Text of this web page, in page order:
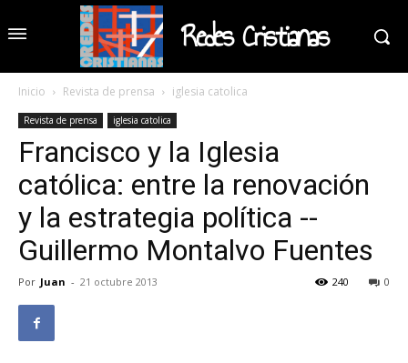
Redes Cristianas
Inicio Revista de prensa iglesia catolica
Revista de prensa iglesia catolica
Francisco y la Iglesia
católica: entre la renovación
y la estrategia política --
Guillermo Montalvo Fuentes
Por Juan - 21 octubre 2013 0
240